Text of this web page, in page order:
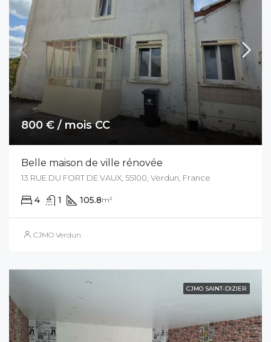
800 € / mois CC
Belle maison de ville rénovée
13 RUE DU FORT DE VAUX, 55100, Verdun, France
4 1 105.8m²
CJMO Verdun
CJMO SAINT-DIZIER